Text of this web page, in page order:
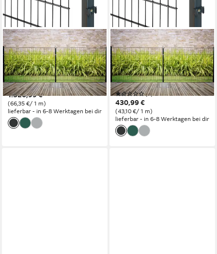
GARDEN 'N' MORE
Doppelstabmattenzaun
Standard, (21-St), 10
Elemente für 20 m, LxH: 200
x 183 cm, mit 11 Pfosten
1.326,99 €
(66,35 €/ 1 m)
lieferbar - in 6-8 Werktagen bei dir
GARDEN 'N' MORE
Doppelstabmattenzaun
Standard, (11-St), 5 Elemente
für 10 m, LxH: 200 x 83 cm,
mit 6 Pfosten
(1)
430,99 €
(43,10 €/ 1 m)
lieferbar - in 6-8 Werktagen bei dir